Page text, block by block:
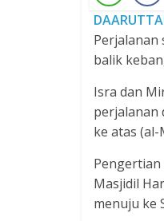
Perjalanan
balik
Isra dan
perjalanan
ke atas (al-
Pengertian
Masjidil
menuju ke